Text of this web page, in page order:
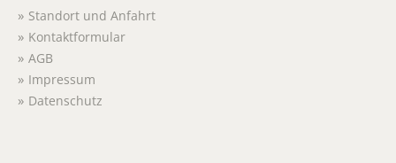
Standort und Anfahrt
Kontaktformular
AGB
Impressum
Datenschutz